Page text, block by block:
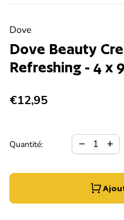
Dove
Dove Beauty
Refreshing - 4 x
Prix normal
€12,95
Quantité:
Diminuer la
remove add